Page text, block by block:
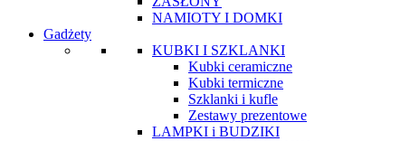
NAMIOTY I DOMKI
Gadżety
KUBKI I SZKLANKI
Kubki ceramiczne
Kubki termiczne
Szklanki i kufle
Zestawy prezentowe
LAMPKI i BUDZIKI